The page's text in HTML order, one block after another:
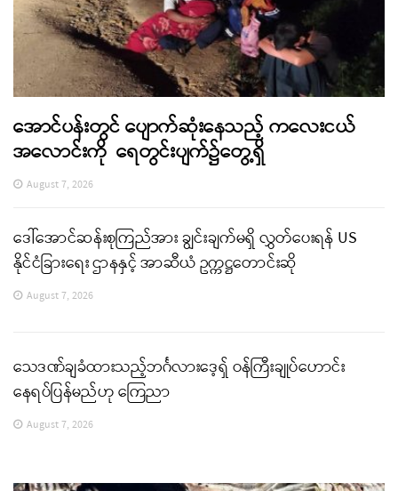
အောင်ပန်းတွင် ပျောက်ဆုံးနေသည့် ကလေးငယ်
အလောင်းကို ရေတွင်းပျက်၌တွေ့ရှိ
August 7, 2026
ဒေါ်အောင်ဆန်းစုကြည်အား ချွင်းချက်မရှိ လွှတ်ပေးရန် US
နိုင်ငံခြားရေး ဌာနနှင့် အာဆီယံ ဥက္ကဋ္ဌတောင်းဆို
August 7, 2026
သေဒဏ်ချခံထားသည့်ဘင်္ဂလားဒေ့ရှ် ဝန်ကြီးချုပ်ဟောင်း
နေရပ်ပြန်မည်ဟု ကြေညာ
August 7, 2026